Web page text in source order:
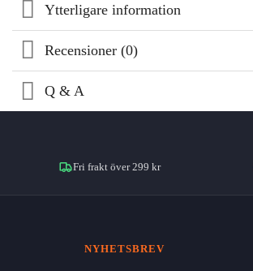
Ytterligare information
Recensioner (0)
Q & A
Fri frakt över 299 kr
NYHETSBREV